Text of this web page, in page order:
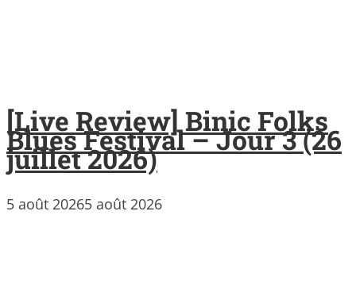
[Live Review] Binic Folks
Blues Festival – Jour 3 (26
juillet 2026)
5 août 20265 août 2026